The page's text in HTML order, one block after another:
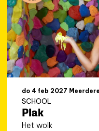
Plak
Het wolk
SCHOOL
do 4 feb 2027